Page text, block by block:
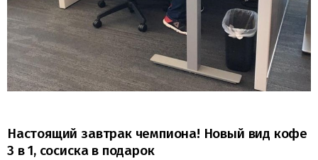
Настоящий завтрак чемпиона! Новый вид кофе
3 в 1, сосиска в подарок